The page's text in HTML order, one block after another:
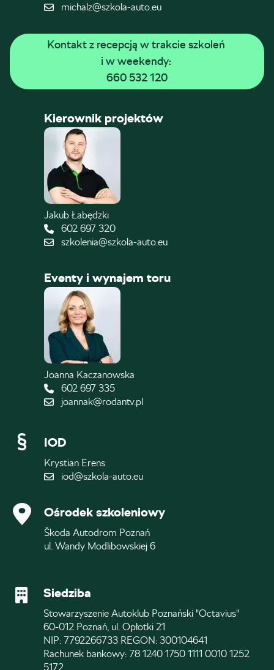
michalz@szkola-auto.eu
Kontakt z recepcją w trakcie szkoleń
i w weekendy:
660 532 120
Kierownik projektów
Jakub Łabędzki
602 697 320
szkolenia@szkola-auto.eu
Eventy i wynajem toru
Joanna Kaczanowska
602 697 335
joannak@rodantv.pl
IOD
Krystian Erens
iod@szkola-auto.eu
Ośrodek szkoleniowy
Škoda Autodrom Poznań
ul. Wandy Modlibowskiej 6
Siedziba
Stowarzyszenie Autoklub Poznański "Octavius"
60-012 Poznań, ul. Opłotki 21
NIP: 7792266733 REGON: 300104641
Rachunek bankowy: 78 1240 1750 1111 0010 1252
5172